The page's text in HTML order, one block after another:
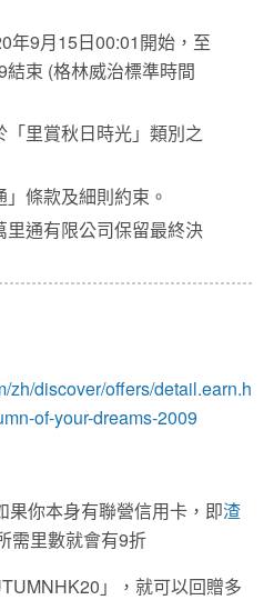
年9月15日00:01開始，至
束 (格林威治標準時間
里賞秋日時光」類別之
條款及細則約束。
通有限公司保留最終決
zh/discover/offers/detail.earn.h
of-your-dreams-2009
果你本身有聯營信用卡，即渣
需里數就會有9折
」，就可以回贈多